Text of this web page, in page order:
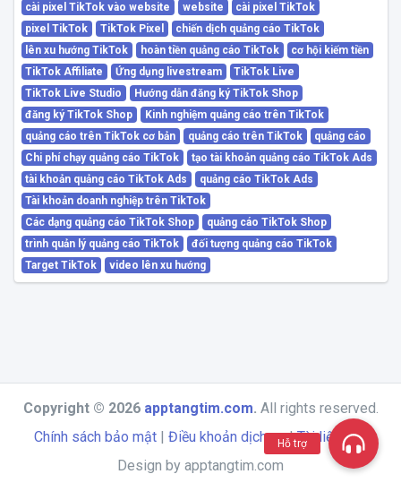
cài pixel TikTok vào website
website
cài pixel TikTok
pixel TikTok
TikTok Pixel
chiến dịch quảng cáo TikTok
lên xu hướng TikTok
hoàn tiền quảng cáo TikTok
cơ hội kiếm tiền
TikTok Affiliate
Ứng dụng livestream
TikTok Live
TikTok Live Studio
Hướng dẫn đăng ký TikTok Shop
đăng ký TikTok Shop
Kinh nghiệm quảng cáo trên TikTok
quảng cáo trên TikTok cơ bản
quảng cáo trên TikTok
quảng cáo
Chi phí chạy quảng cáo TikTok
tạo tài khoản quảng cáo TikTok Ads
tài khoản quảng cáo TikTok Ads
quảng cáo TikTok Ads
Tài khoản doanh nghiệp trên TikTok
Các dạng quảng cáo TikTok Shop
quảng cáo TikTok Shop
trình quản lý quảng cáo TikTok
đối tượng quảng cáo TikTok
Target TikTok
video lên xu hướng
Copyright © 2026 apptangtim.com. All rights reserved.
Chính sách bảo mật | Điều khoản dịch vụ|Tài liệu API
Design by apptangtim.com
Hỗ trợ